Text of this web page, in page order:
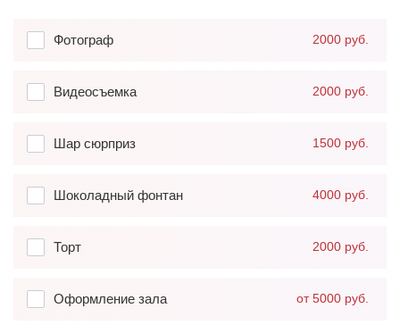
Фотограф 2000 руб.
Видеосъемка 2000 руб.
Шар сюрприз 1500 руб.
Шоколадный фонтан 4000 руб.
Торт 2000 руб.
Оформление зала от 5000 руб.